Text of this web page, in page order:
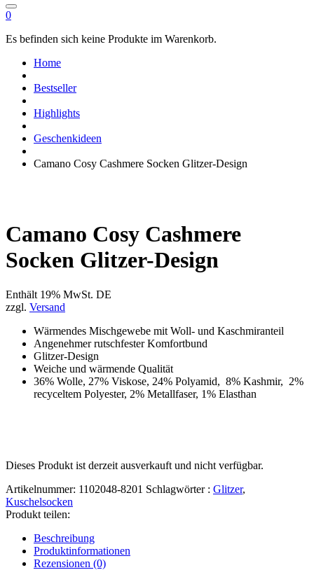
0
Es befinden sich keine Produkte im Warenkorb.
Home
Bestseller
Highlights
Geschenkideen
Camano Cosy Cashmere Socken Glitzer-Design
Camano Cosy Cashmere
Socken Glitzer-Design
Enthält 19% MwSt. DE
zzgl. Versand
Wärmendes Mischgewebe mit Woll- und Kaschmiranteil
Angenehmer rutschfester Komfortbund
Glitzer-Design
Weiche und wärmende Qualität
36% Wolle, 27% Viskose, 24% Polyamid, 8% Kashmir, 2%
recyceltem Polyester, 2% Metallfaser, 1% Elasthan
Dieses Produkt ist derzeit ausverkauft und nicht verfügbar.
Artikelnummer: 1102048-8201 Schlagwörter : Glitzer,
Kuschelsocken
Produkt teilen:
Beschreibung
Produktinformationen
Rezensionen (0)